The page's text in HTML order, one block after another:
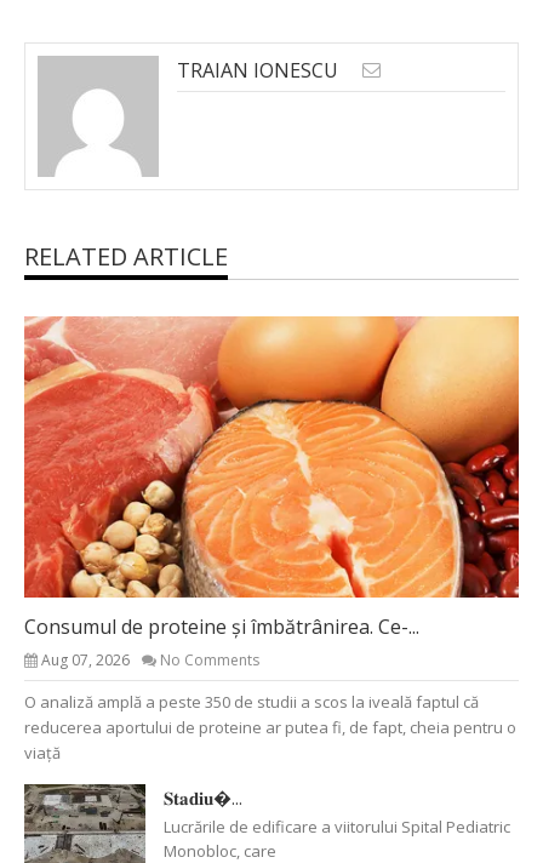
TRAIAN IONESCU
RELATED ARTICLE
Consumul de proteine și îmbătrânirea. Ce-...
Aug 07, 2026 No Comments
O analiză amplă a peste 350 de studii a scos la iveală faptul că
reducerea aportului de proteine ar putea fi, de fapt, cheia pentru o
viață
𝐒𝐭𝐚𝐝𝐢𝐮�...
Lucrările de edificare a viitorului Spital Pediatric
Monobloc, care